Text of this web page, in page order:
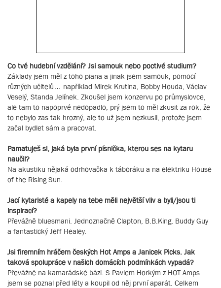
Co tvé hudební vzdělání? Jsi samouk nebo poctivé studium?
Základy jsem měl z toho piana a jinak jsem samouk, pomocí
různých učitelů… například Mirek Krutina, Bobby Houda, Václav
Veselý, Standa Jelínek. Zkoušel jsem konzervu po průmyslovce,
ale tam to napoprvé nedopadlo, prý jsem to měl zkusit za rok, že
to nebylo zas tak hrozný, ale to už jsem nezkusil, protože jsem
začal bydlet sám a pracovat.
Pamatuješ si, jaká byla první písnička, kterou ses na kytaru
naučil?
Na akustiku nějaká odrhovačka k táboráku a na elektriku House
of the Rising Sun.
Jací kytaristé a kapely na tebe měli největší vliv a byli/jsou ti
inspirací?
Převážně bluesmani. Jednoznačně Clapton, B.B.King, Buddy Guy
a fantastický Jeff Healey.
Jsi firemním hráčem českých Hot Amps a Janicek Picks. Jak
taková spolupráce v našich domácích podmínkách vypadá?
Převážně na kamarádské bázi. S Pavlem Horkým z HOT Amps
jsem se poznal před léty a koupil od něj první aparát. Celkem